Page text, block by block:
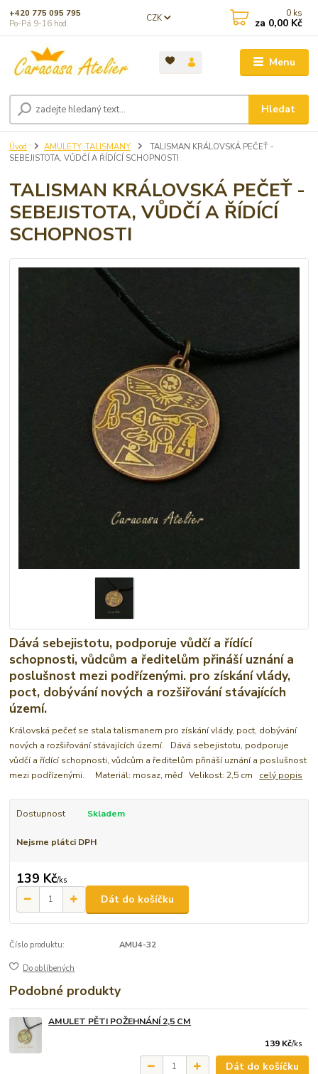
Menu
CZK
Hledat
+420 775 095 795
Po-Pá 9-16 hod.
0 ks
za 0,00 Kč
Úvod AMULETY, TALISMANY
TALISMAN KRÁLOVSKÁ PEČEŤ -
SEBEJISTOTA, VŮDČÍ A ŘÍDÍCÍ SCHOPNOSTI
TALISMAN KRÁLOVSKÁ PEČEŤ -
SEBEJISTOTA, VŮDČÍ A ŘÍDÍCÍ
SCHOPNOSTI
Dává sebejistotu, podporuje vůdčí a řídící
schopnosti, vůdcům a ředitelům přináší uznání a
poslušnost mezi podřízenými. pro získání vlády,
poct, dobývání nových a rozšiřování stávajících
území.
Královská pečeť se stala talismanem pro získání vlády, poct, dobývání
nových a rozšiřování stávajících území. Dává sebejistotu, podporuje
vůdčí a řídící schopnosti, vůdcům a ředitelům přináší uznání a poslušnost
mezi podřízenými. Materiál: mosaz, měď Velikost: 2,5 cm celý popis
Dostupnost Skladem
Nejsme plátci DPH
139 Kč/ks
Dát do košíčku
Číslo produktu: AMU4-32
Do oblíbených
Podobné produkty
AMULET PĚTI POŽEHNÁNÍ 2,5 CM
139 Kč/ks
Dát do košíčku